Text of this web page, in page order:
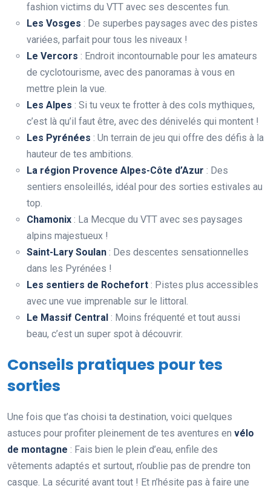
fashion victims du VTT avec ses descentes fun.
Les Vosges : De superbes paysages avec des pistes
variées, parfait pour tous les niveaux !
Le Vercors : Endroit incontournable pour les amateurs
de cyclotourisme, avec des panoramas à vous en
mettre plein la vue.
Les Alpes : Si tu veux te frotter à des cols mythiques,
c’est là qu’il faut être, avec des dénivelés qui montent !
Les Pyrénées : Un terrain de jeu qui offre des défis à la
hauteur de tes ambitions.
La région Provence Alpes-Côte d’Azur : Des
sentiers ensoleillés, idéal pour des sorties estivales au
top.
Chamonix : La Mecque du VTT avec ses paysages
alpins majestueux !
Saint-Lary Soulan : Des descentes sensationnelles
dans les Pyrénées !
Les sentiers de Rochefort : Pistes plus accessibles
avec une vue imprenable sur le littoral.
Le Massif Central : Moins fréquenté et tout aussi
beau, c’est un super spot à découvrir.
Conseils pratiques pour tes
sorties
Une fois que t’as choisi ta destination, voici quelques
astuces pour profiter pleinement de tes aventures en vélo
de montagne : Fais bien le plein d’eau, enfile des
vêtements adaptés et surtout, n’oublie pas de prendre ton
casque. La sécurité avant tout ! Et n’hésite pas à faire une